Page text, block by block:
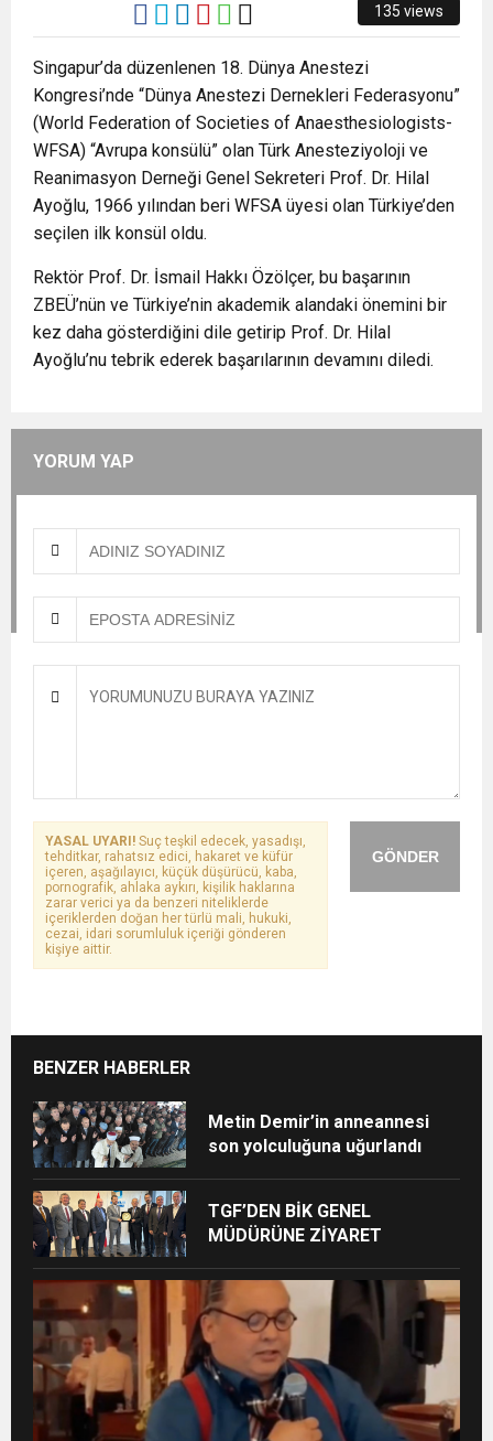
ZİYARET ETTİ.
135 views
Singapur’da düzenlenen 18. Dünya Anestezi
Kongresi’nde “Dünya Anestezi Dernekleri Federasyonu”
(World Federation of Societies of Anaesthesiologists-
WFSA) “Avrupa konsülü” olan Türk Anesteziyoloji ve
Reanimasyon Derneği Genel Sekreteri Prof. Dr. Hilal
Ayoğlu, 1966 yılından beri WFSA üyesi olan Türkiye’den
seçilen ilk konsül oldu.
Rektör Prof. Dr. İsmail Hakkı Özölçer, bu başarının
ZBEÜ’nün ve Türkiye’nin akademik alandaki önemini bir
kez daha gösterdiğini dile getirip Prof. Dr. Hilal
Ayoğlu’nu tebrik ederek başarılarının devamını diledi.
YORUM YAP
GÖNDER
YASAL UYARI! Suç teşkil edecek, yasadışı,
tehditkar, rahatsız edici, hakaret ve küfür
içeren, aşağılayıcı, küçük düşürücü, kaba,
pornografik, ahlaka aykırı, kişilik haklarına
zarar verici ya da benzeri niteliklerde
içeriklerden doğan her türlü mali, hukuki,
cezai, idari sorumluluk içeriği gönderen
kişiye aittir.
BENZER HABERLER
Metin Demir’in anneannesi
son yolculuğuna uğurlandı
TGF’DEN BİK GENEL
MÜDÜRÜNE ZİYARET